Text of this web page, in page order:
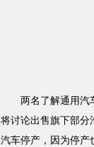
两名了解通用汽车
将讨论出售旗下部分
汽车停产，因为停产